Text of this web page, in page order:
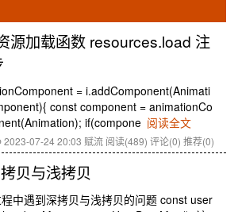
源加载函数 resources.load 注
= i.addComponent(Animati
const component = animationCo
if(compone 阅读全文
2023-07-24 20:03 赋流 阅读(489) 评论(0) 推荐(0)
贝与浅拷贝
中遇到深拷贝与浅拷贝的问题 const user